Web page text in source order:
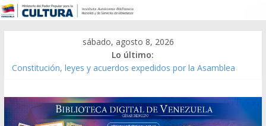
sábado, agosto 8, 2026
Lo último:
Constitución, leyes y acuerdos expedidos por la Asamblea
Modesta Bor Sánchez [material gráfico]
Gaceta Oficial de la República de Venezuela año CXXXIII Mes V,